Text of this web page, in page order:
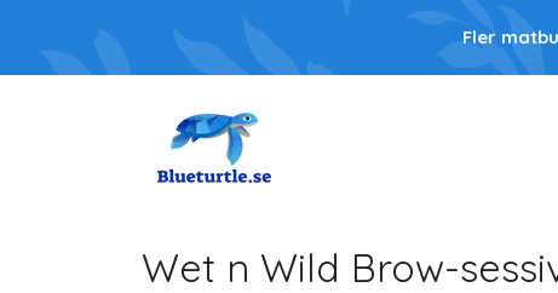
Fler
Wet n Wild Brow-